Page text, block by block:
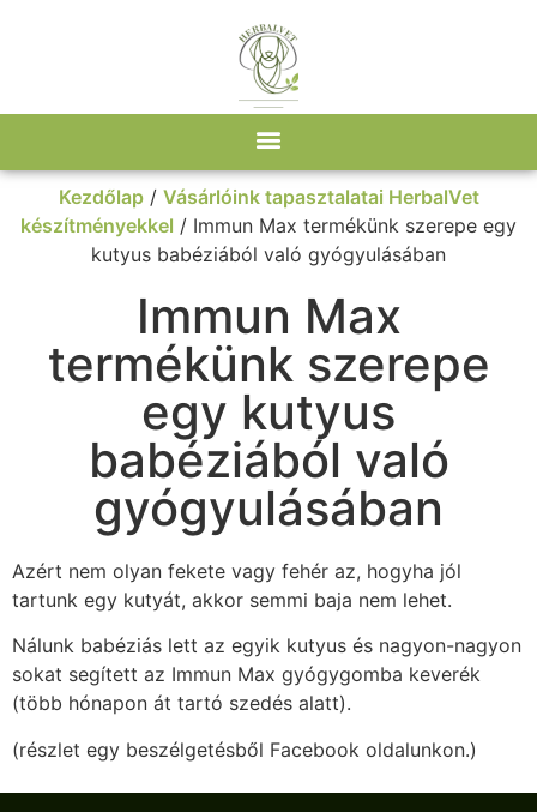
Kezdőlap/ Vásárlóink tapasztalatai HerbalVet
készítményekkel / Immun Max termékünk szerepe egy
kutyus babéziából való gyógyulásában
Immun Max
termékünk szerepe
egy kutyus
babéziából való
gyógyulásában
Azért nem olyan fekete vagy fehér az, hogyha jól
tartunk egy kutyát, akkor semmi baja nem lehet.
Nálunk babéziás lett az egyik kutyus és nagyon-nagyon
sokat segített az Immun Max gyógygomba keverék
(több hónapon át tartó szedés alatt).
(részlet egy beszélgetésből Facebook oldalunkon.)